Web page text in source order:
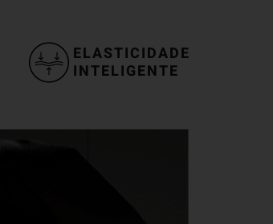
ELASTICIDADE
INTELIGENTE